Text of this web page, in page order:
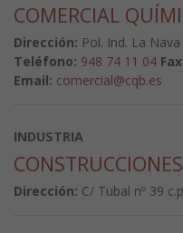
COMERCIAL
Dirección: Pol. Ind. La
Teléfono: 948 74 11 04
Email: comercial@cqb.es
INDUSTRIA
Dirección: C/ Tubal nº 39